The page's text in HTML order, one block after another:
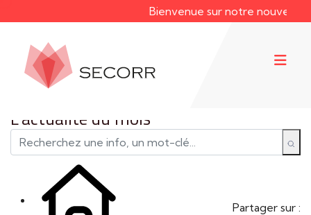
Bienvenue sur notre nouveau site
L'actualité du mois
Partager sur :